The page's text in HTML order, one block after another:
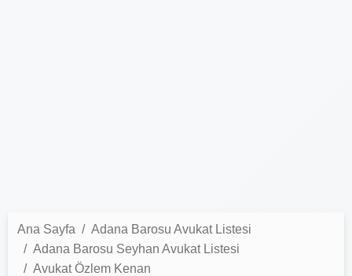
Ana Sayfa
Adana Barosu Avukat Listesi
Adana Barosu Seyhan Avukat Listesi
Avukat Özlem Kenan